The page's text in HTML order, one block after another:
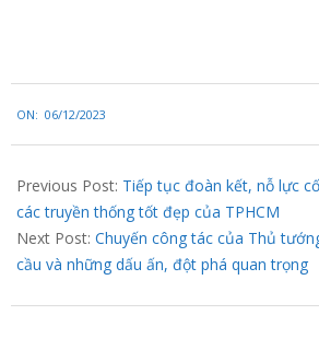
12-
06
ON: 06/12/2023
Previous Post: Tiếp tục đoàn kết, nỗ lực
các truyền thống tốt đẹp của TPHCM
Next Post: Chuyến công tác của Thủ
cầu và những dấu ấn, đột phá quan trọng